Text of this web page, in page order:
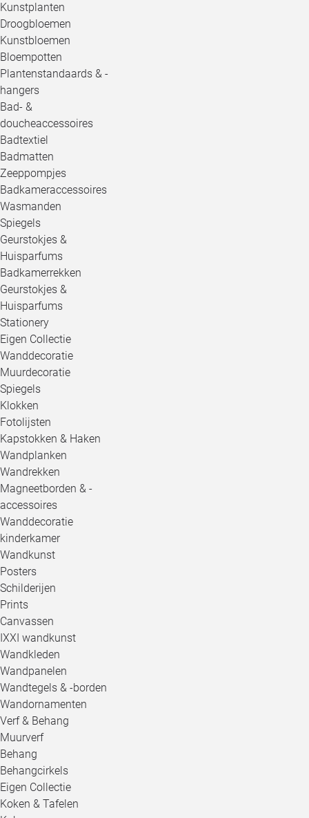
Kunstplanten
Droogbloemen
Kunstbloemen
Bloempotten
Plantenstandaards & -
hangers
Bad- &
doucheaccessoires
Badtextiel
Badmatten
Zeeppompjes
Badkameraccessoires
Wasmanden
Spiegels
Geurstokjes &
Huisparfums
Badkamerrekken
Geurstokjes &
Huisparfums
Stationery
Eigen Collectie
Wanddecoratie
Muurdecoratie
Spiegels
Klokken
Fotolijsten
Kapstokken & Haken
Wandplanken
Wandrekken
Magneetborden & -
accessoires
Wanddecoratie
kinderkamer
Wandkunst
Posters
Schilderijen
Prints
Canvassen
IXXI wandkunst
Wandkleden
Wandpanelen
Wandtegels & -borden
Wandornamenten
Verf & Behang
Muurverf
Behang
Behangcirkels
Eigen Collectie
Koken & Tafelen